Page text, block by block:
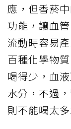
應，但香菸
功能，讓血
流動時容易
百種化學物
喝得少，血
水分，不過
則不能喝太